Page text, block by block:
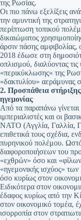
της Ρωσίας.
Οι πιο πάνω εξελίξεις
την αμυντική της
περίπτωση τοπικού
δικαιώματος
άρσιν πάσης
2018 έδωσε στη
οπλισμού, διαλύοντας
«περικύκλωσης» της
«δακτυλίου» αεράμυνας
2. Προσπάθεια
ηγεμονίας
Από τα παραπάνω γίνεται
ιμπεριαλιστές και οι
ΝΑΤΟ (Αγγλία, Γαλλία,
επιθετικά τους σχέδια,
πυρηνικού πολέμου.
διαφοροποιήσεων του
«εχθρών» όσο και
«ηγεμονικής ισχύος»
όσο κυρίως στον
Ειδικότερα στον
έδαφος κυρίως από την
στον οικονομικό τομέα,
ισορροπία στον